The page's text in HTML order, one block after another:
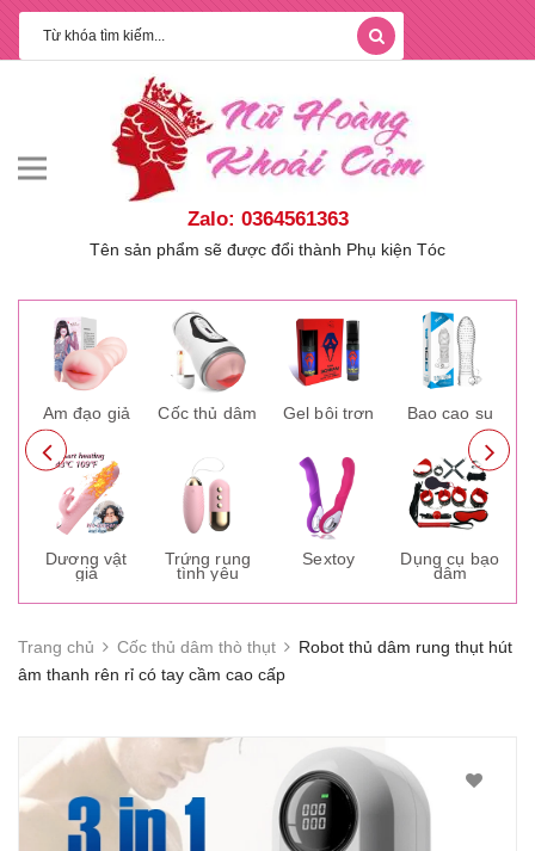
Zalo: 0364561363
Tên sản phẩm sẽ được đổi thành Phụ kiện Tóc
Âm đạo giả
Dương vật
giả
Cốc thủ dâm
Trứng rung
tình yêu
Gel bôi trơn
Sextoy
Bao cao su
Dụng cụ bạo
dâm
Trang chủ Cốc thủ dâm thò thụt
Robot thủ dâm rung thụt hút
âm thanh rên rỉ có tay cầm cao cấp